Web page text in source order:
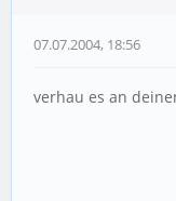
07.07.2004, 18:56
verhau es an